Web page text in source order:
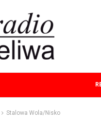
Stalowa Wola/Nisko